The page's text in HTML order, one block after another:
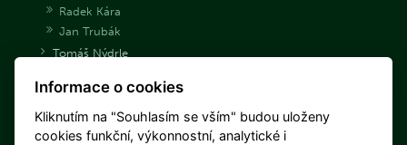
Radek Kára
Jan Trubák
Tomáš Nýdrle
Archiv střelců
Danka Barteková
Libuše Jahodová
Informace o cookies
Kliknutím na "Souhlasím se vším" budou uloženy
cookies funkční, výkonnostní, analytické i